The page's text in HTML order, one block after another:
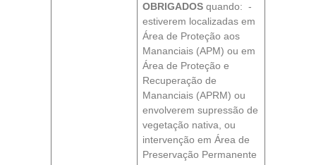
OBRIGADOS quando: -
estiverem localizadas em
Área de Proteção aos
Mananciais (APM) ou em
Área de Proteção e
Recuperação de
Mananciais (APRM) ou
envolverem supressão de
vegetação nativa, ou
intervenção em Área de
Preservação Permanente